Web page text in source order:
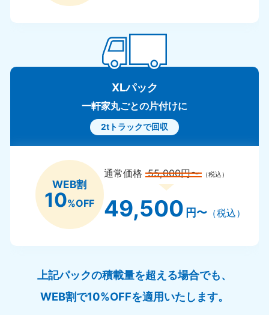
XLパック
一軒家丸ごとの片付けに
2tトラックで回収
WEB割
10%OFF
通常価格55,000円〜 （税込）
49,500 円〜（税込）
上記パックの積載量を超える場合でも、
WEB割で10%OFFを適用いたします。